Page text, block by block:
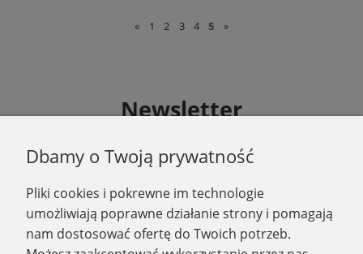
« 1 2 3 4 5 »
Newsletter
informacje o nowościach i promocjach.
Zapisz się
Dbamy o Twoją prywatność
Pliki cookies i pokrewne im technologie
umożliwiają poprawne działanie strony i pomagają
nam dostosować ofertę do Twoich potrzeb.